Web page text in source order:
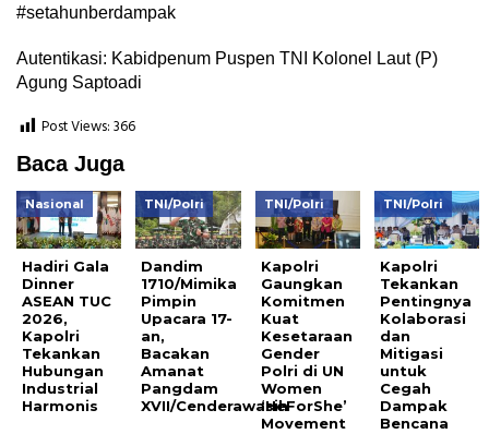
#setahunberdampak
Autentikasi: Kabidpenum Puspen TNI Kolonel Laut (P)
Agung Saptoadi
Post Views:366
Baca Juga
Nasional
Hadiri Gala
Dinner
ASEAN TUC
2026,
Kapolri
Tekankan
Hubungan
Industrial
Harmonis
TNI/Polri
Dandim
1710/Mimika
Pimpin
Upacara 17-
an,
Bacakan
Amanat
Pangdam
XVII/Cenderawasih
TNI/Polri
Kapolri
Gaungkan
Komitmen
Kuat
Kesetaraan
Gender
Polri di UN
Women
‘HeForShe’
Movement
TNI/Polri
Kapolri
Tekankan
Pentingnya
Kolaborasi
dan
Mitigasi
untuk
Cegah
Dampak
Bencana